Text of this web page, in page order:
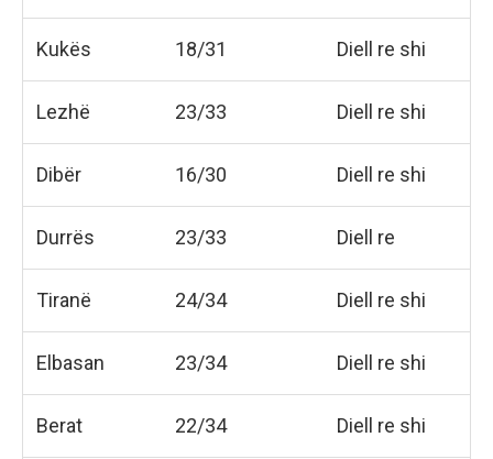
Kukës 18/31 Diell re shi
Lezhë 23/33 Diell re shi
Dibër 16/30 Diell re shi
Durrës 23/33 Diell re
Tiranë 24/34 Diell re shi
Elbasan 23/34 Diell re shi
Berat 22/34 Diell re shi